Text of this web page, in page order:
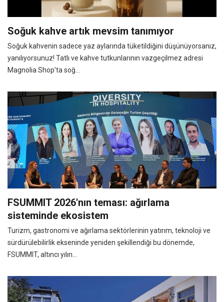
Soğuk kahve artık mevsim tanımıyor
Soğuk kahvenin sadece yaz aylarında tüketildiğini düşünüyorsanız,
yanılıyorsunuz! Tatlı ve kahve tutkunlarının vazgeçilmez adresi
Magnolia Shop’ta soğ...
FSUMMIT 2026'nın teması: ağırlama
sisteminde ekosistem
Turizm, gastronomi ve ağırlama sektörlerinin yatırım, teknoloji ve
sürdürülebilirlik ekseninde yeniden şekillendiği bu dönemde,
FSUMMIT, altıncı yılın...